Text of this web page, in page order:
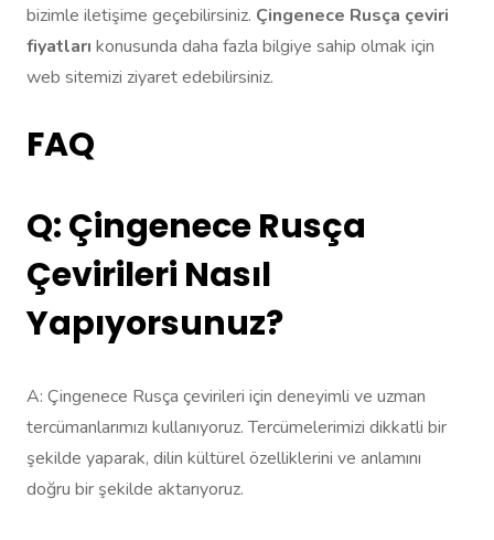
bizimle iletişime geçebilirsiniz. Çingenece Rusça çeviri
fiyatları konusunda daha fazla bilgiye sahip olmak için
web sitemizi ziyaret edebilirsiniz.
FAQ
Q: Çingenece Rusça
Çevirileri Nasıl
Yapıyorsunuz?
A: Çingenece Rusça çevirileri için deneyimli ve uzman
tercümanlarımızı kullanıyoruz. Tercümelerimizi dikkatli bir
şekilde yaparak, dilin kültürel özelliklerini ve anlamını
doğru bir şekilde aktarıyoruz.